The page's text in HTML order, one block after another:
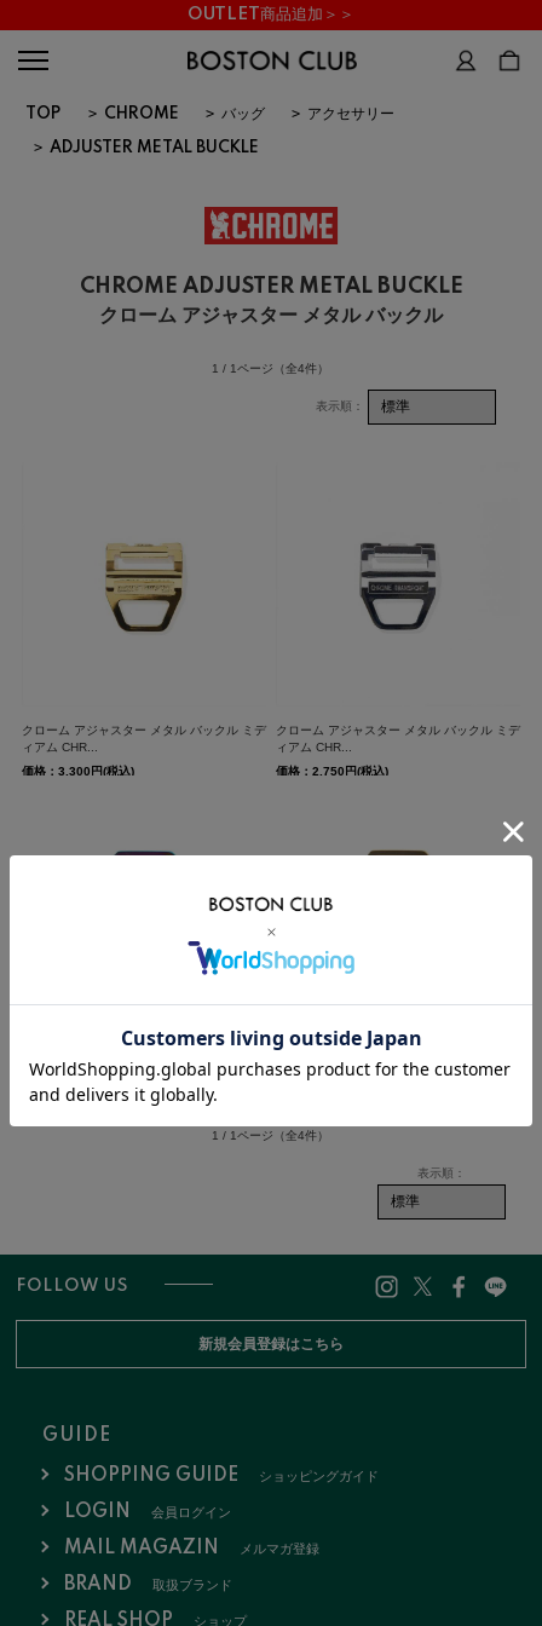
OUTLET商品追加＞＞
TOP > CHROME > バッグ > アクセサリー
> ADJUSTER METAL BUCKLE
CHROME ADJUSTER METAL BUCKLE
クローム アジャスター メタル バックル
1 / 1ページ （全4件）
クローム アジャスター メタル バックル ミデ
ィアム CHR...
価格：3,300円(税込)
クローム アジャスター メタル バックル ミデ
ィアム CHR...
価格：2,750円(税込)
クローム アジャスター メタル バックル ラー
ジ CHROM...
価格：3,300円(税込)
クローム アジャスター メタル バックル ラー
ジ CHROM...
価格：3,300円(税込)
1 / 1ページ （全4件）
FOLLOW US
新規会員登録はこちら
GUIDE
SHOPPING GUIDE ショッピングガイド
LOGIN 会員ログイン
MAIL MAGAZIN メルマガ登録
BRAND 取扱ブランド
REAL SHOP ショップ